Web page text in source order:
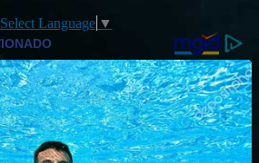
Select Language ▼